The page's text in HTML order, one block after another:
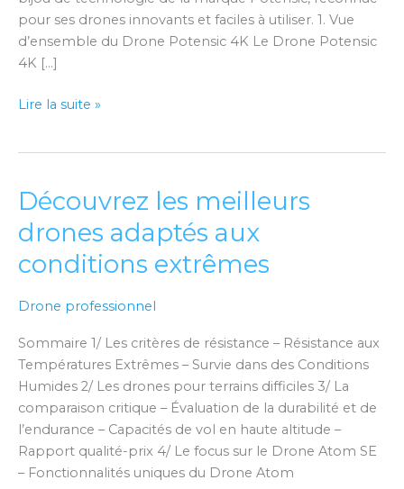
pour ses drones innovants et faciles à utiliser. 1. Vue
d’ensemble du Drone Potensic 4K Le Drone Potensic
4K […]
Lire la suite »
Découvrez les meilleurs
drones adaptés aux
conditions extrêmes
Drone professionnel
Sommaire 1/ Les critères de résistance – Résistance aux
Températures Extrêmes – Survie dans des Conditions
Humides 2/ Les drones pour terrains difficiles 3/ La
comparaison critique – Évaluation de la durabilité et de
l’endurance – Capacités de vol en haute altitude –
Rapport qualité-prix 4/ Le focus sur le Drone Atom SE
– Fonctionnalités uniques du Drone Atom
Découvrez
meilleurs
drones
aux
extrêmes